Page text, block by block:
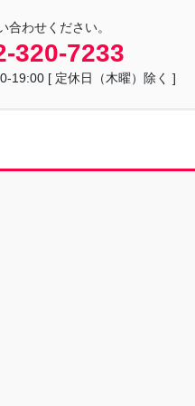
合わせください。
320-7233
19:00 [ 定休日（木曜）除く ]